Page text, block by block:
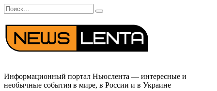
Перейти
к
содержанию
Search
for:
Информационный портал Ньюслента — интересные и
необычные события в мире, в России и в Украине